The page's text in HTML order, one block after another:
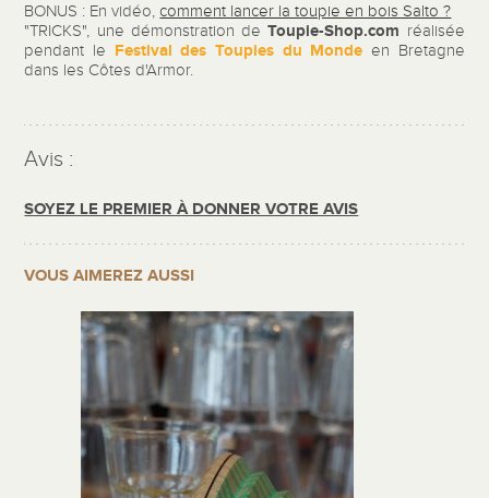
BONUS : En vidéo, comment lancer la toupie en bois Salto ?
"TRICKS", une démonstration deToupie-Shop.com réalisée
pendant le Festival des Toupies du Monde en Bretagne
dans les Côtes d'Armor.
Avis :
SOYEZ LE PREMIER À DONNER VOTRE AVIS
VOUS AIMEREZ AUSSI